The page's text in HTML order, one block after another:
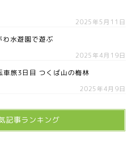
2025年5月11日
わ水遊園で遊ぶ
2025年4月19日
旅3日目 つくば山の梅林
2025年4月9日
記事ランキング